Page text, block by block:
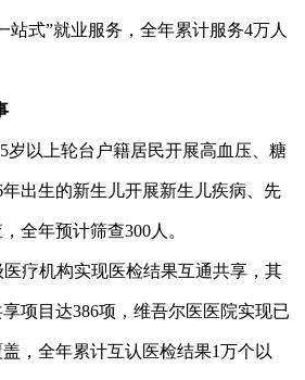
站式”就业服务，全年累计服务4万人
岁以上轮台户籍居民开展高血压、糖
出生的新生儿开展新生儿疾病、先
全年预计筛查300人。
医疗机构实现医检结果互通共享，其
项目达386项，维吾尔医医院实现已
，全年累计互认医检结果1万个以